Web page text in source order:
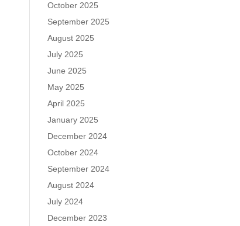
October 2025
September 2025
August 2025
July 2025
June 2025
May 2025
April 2025
January 2025
December 2024
October 2024
September 2024
August 2024
July 2024
December 2023